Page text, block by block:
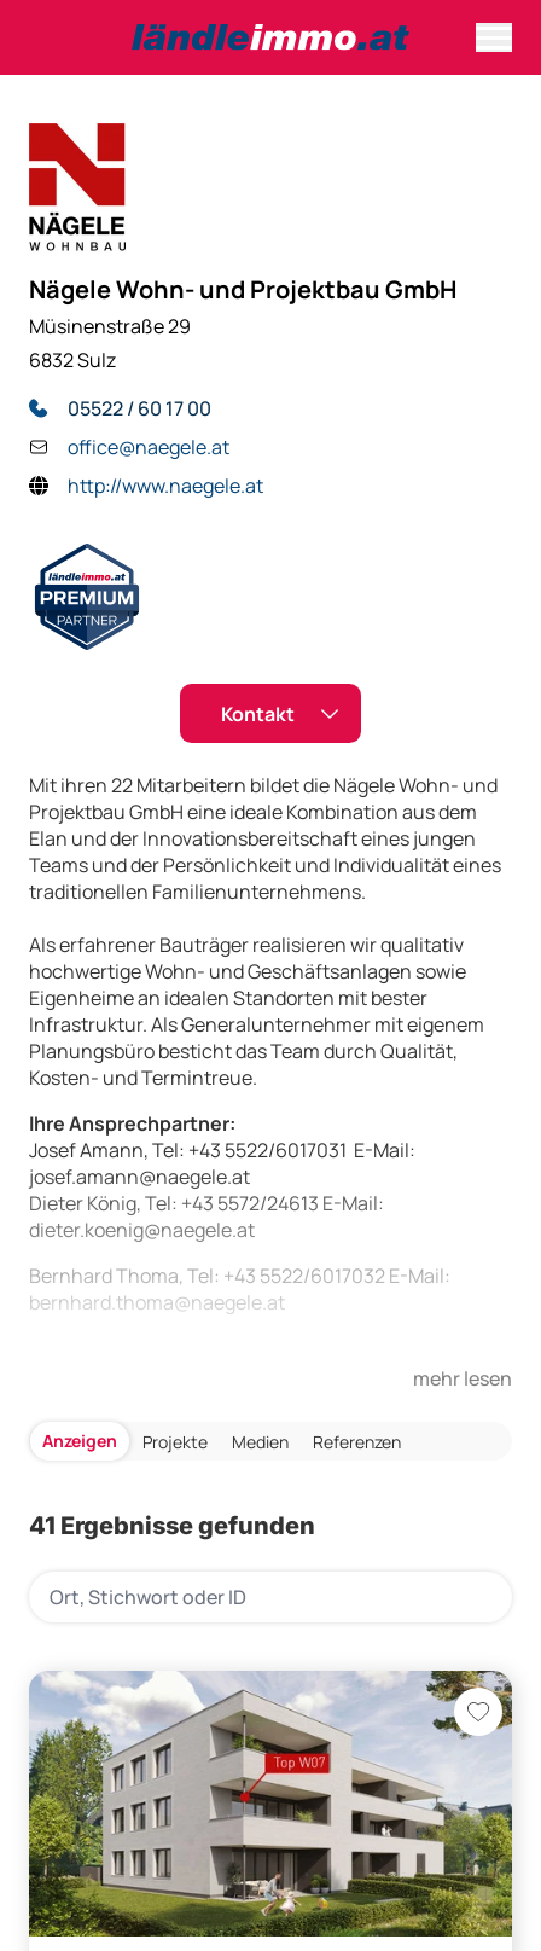
Nägele Wohn- und Projektbau GmbH
Müsinenstraße 29
6832 Sulz
05522 / 60 17 00
office@naegele.at
http://www.naegele.at
Kontakt
Kontaktformular
Name
E-Mail:
Telefonnummer
Nachricht
Senden
Mit ihren 22 Mitarbeitern bildet die Nägele Wohn- und
Projektbau GmbH eine ideale Kombination aus dem
Elan und der Innovationsbereitschaft eines jungen
Teams und der Persönlichkeit und Individualität eines
traditionellen Familienunternehmens.
Als erfahrener Bauträger realisieren wir qualitativ
hochwertige Wohn- und Geschäftsanlagen sowie
Eigenheime an idealen Standorten mit bester
Infrastruktur. Als Generalunternehmer mit eigenem
Planungsbüro besticht das Team durch Qualität,
Kosten- und Termintreue.
Ihre Ansprechpartner:
Josef Amann, Tel: +43 5522/6017031 E-Mail:
josef.amann@naegele.at
Dieter König, Tel: +43 5572/24613 E-Mail:
dieter.koenig@naegele.at
Bernhard Thoma, Tel: +43 5522/6017032 E-Mail:
bernhard.thoma@naegele.at
mehr lesen
Anzeigen Projekte Medien Referenzen
41 Ergebnisse gefunden